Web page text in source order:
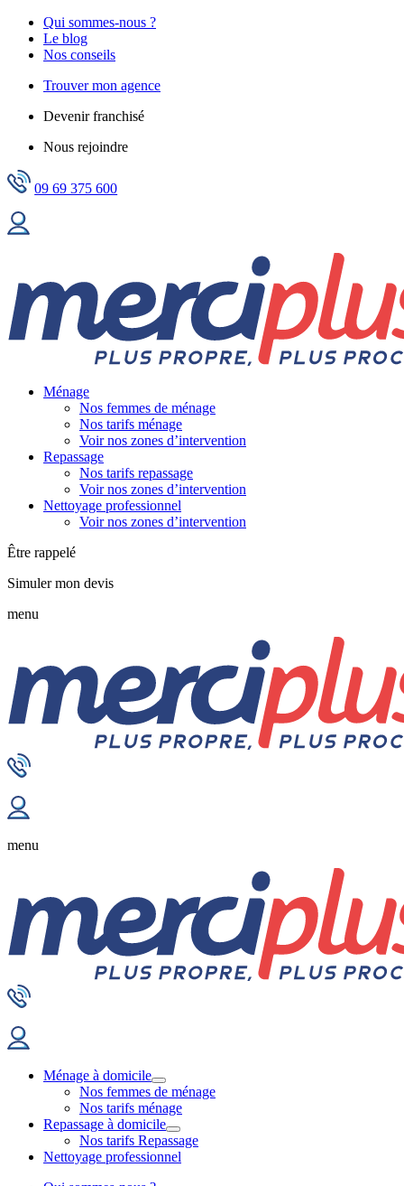
Qui sommes-nous ?
Le blog
Nos conseils
Trouver mon agence
Devenir franchisé
Nous rejoindre
09 69 375 600
Ménage
Nos femmes de ménage
Nos tarifs ménage
Voir nos zones d’intervention
Repassage
Nos tarifs repassage
Voir nos zones d’intervention
Nettoyage professionnel
Voir nos zones d’intervention
Être rappelé
Simuler mon devis
menu
menu
Ménage à domicile
Nos femmes de ménage
Nos tarifs ménage
Repassage à domicile
Nos tarifs Repassage
Nettoyage professionnel